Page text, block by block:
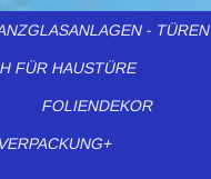
- TÜREN
FÜR HAUSTÜRE
FOLIENDEKOR